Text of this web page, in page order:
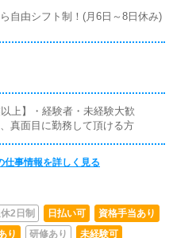
指したい・今までの経験等を活か
を大歓迎致します！意識を高く持
るかもしれません。ですが、当店
致します！経験・未経験は一切問
店スタッフが一からサポート致し
自由シフト制！(月6日～8日休み)
上】・経験者・未経験大歓
真面目に勤務して頂ける方
仕事情報を詳しく見る
2日制 日払い可
資格手当あり
り 研修あり
未経験可